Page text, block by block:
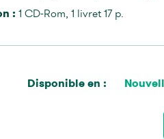
: 1 CD-Rom, 1 livret 17 p.
Disponible en :